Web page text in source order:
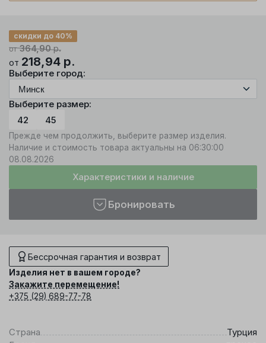
от364,90р.
скидки до 40%
от 218,94 р.
Выберите город:
Выберите размер:
42
45
Прежде чем продолжить, выберите размер изделия.
Наличие и стоимость товара актуальны на 06:30:00
08.08.2026
Характеристики и наличие
Бронировать
Бессрочная гарантия и возврат
Изделия нет в вашем городе?
Закажите перемещение!
+375 (29) 689-77-78
Страна
Турция